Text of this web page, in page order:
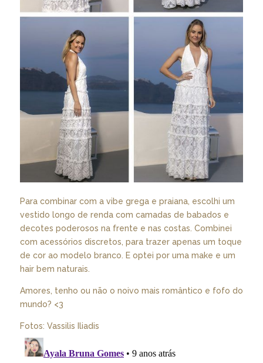
Para combinar com a vibe grega e praiana, escolhi um
vestido longo de renda com camadas de babados e
decotes poderosos na frente e nas costas. Combinei
com acessórios discretos, para trazer apenas um toque
de cor ao modelo branco. E optei por uma make e um
hair bem naturais.
Amores, tenho ou não o noivo mais romântico e fofo do
mundo? <3
Fotos: Vassilis Iliadis